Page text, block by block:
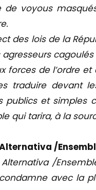
de voyous
des lois de la
agresseurs
forces de l’ordre
traduire devant
publics et simples
qui tarira, à la
/
/
avec la